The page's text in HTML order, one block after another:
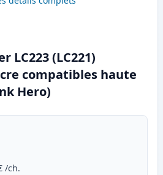
LC223 (LC221)
compatibles haute
Hero)
/ch.